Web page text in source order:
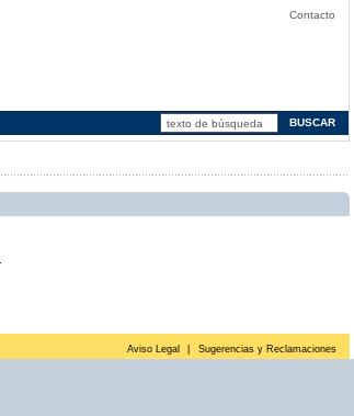
Contacto
Aviso Legal Sugerencias y Reclamaciones